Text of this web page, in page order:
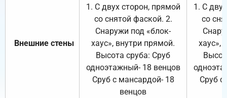
Внешние стены
1. С двух сторон, прямой
со снятой фаской. 2.
Снаружи под «блок-
хаус», внутри прямой.
Высота сруба: Сруб
одноэтажный- 18 венцов
Сруб с мансардой- 18
венцов
1. С
со
хаус»,
Сруб с